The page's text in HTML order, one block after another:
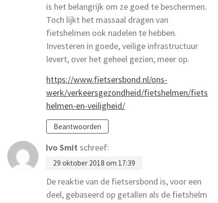
is het belangrijk om ze goed te beschermen.
Toch lijkt het massaal dragen van
fietshelmen ook nadelen te hebben.
Investeren in goede, veilige infrastructuur
levert, over het geheel gezien, meer op.
https://www.fietsersbond.nl/ons-
werk/verkeersgezondheid/fietshelmen/fiets
helmen-en-veiligheid/
Beantwoorden
Ivo Smit schreef:
29 oktober 2018 om 17:39
De reaktie van de fietsersbond is, voor een
deel, gebaseerd op getallen als de fietshelm